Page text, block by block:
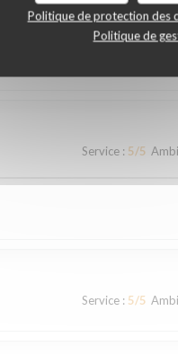
Politique de protection des
Politique de
Service : 5/5
Service : 5/5